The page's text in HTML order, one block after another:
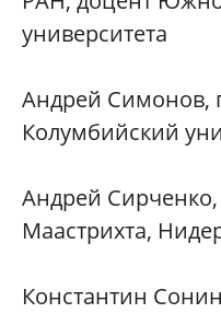
университета
Андрей Симонов,
Колумбийский
Андрей Сирченко,
Маастрихта,
Константин